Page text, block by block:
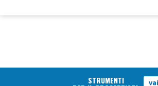
STRUMENTI vai